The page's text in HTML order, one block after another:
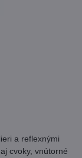
a reflexnými
cvoky, vnútorné